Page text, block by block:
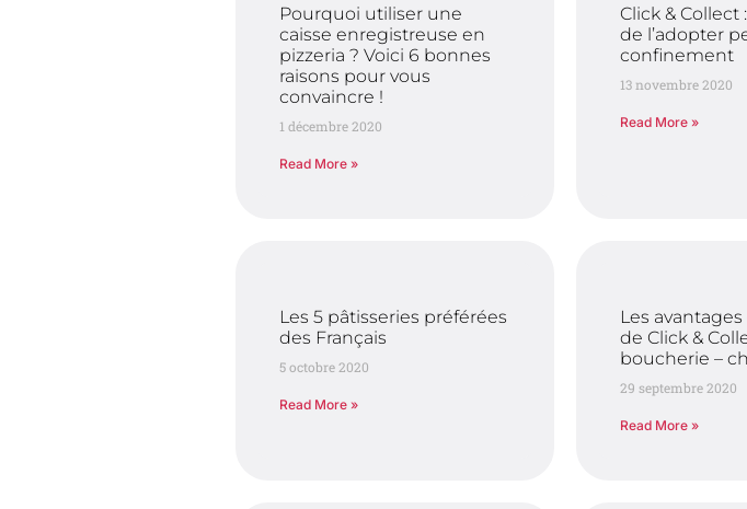
Pourquoi utiliser une
caisse enregistreuse en
pizzeria ? Voici 6 bonnes
raisons pour vous
convaincre !
1 décembre 2020
Read More »
Click & Collect
de l’adopter
confinement
13 novembre 2020
Read More »
Les 5 pâtisseries préférées
des Français
5 octobre 2020
Read More »
Les avantages
de Click &
boucherie –
29 septembre 2020
Read More »